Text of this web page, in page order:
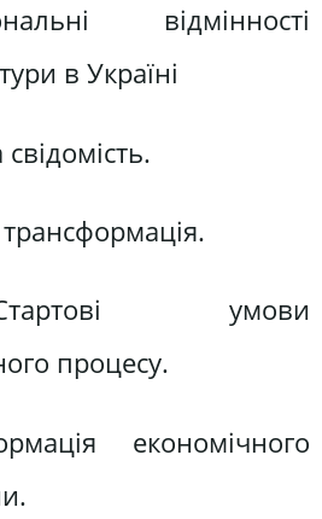
відмінності
в Україні
умови
процесу.
економічного